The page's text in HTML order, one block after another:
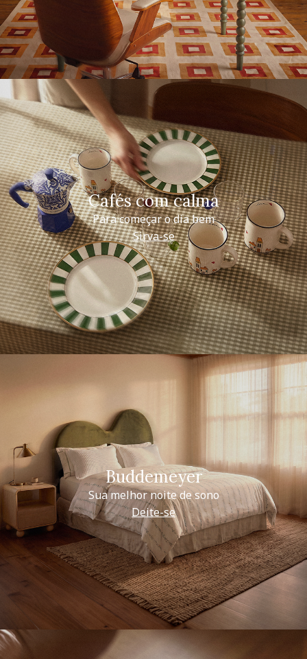
Cafés com calma
Para começar o dia bem
Sirva-se
Buddemeyer
Sua melhor noite de sono
Deite-se